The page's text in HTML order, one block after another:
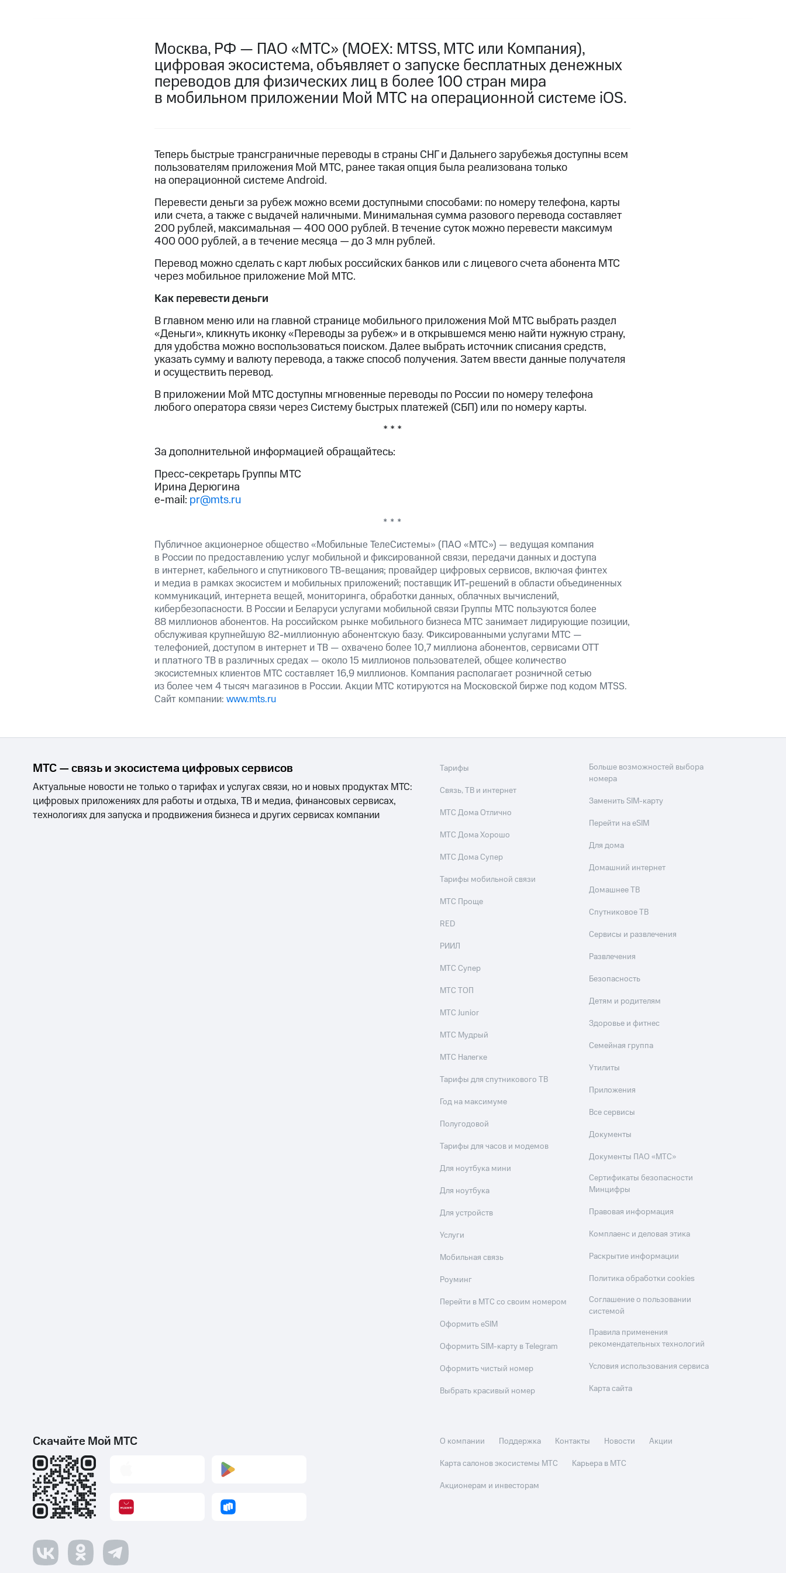
Москва, РФ — ПАО «МТС» (MOEX: MTSS, МТС или Компания),
цифровая экосистема, объявляет о запуске бесплатных денежных
переводов для физических лиц в более 100 стран мира
в мобильном приложении Мой МТС на операционной системе iOS.
Теперь быстрые трансграничные переводы в страны СНГ и Дальнего зарубежья доступны всем
пользователям приложения Мой МТС, ранее такая опция была реализована только
на операционной системе Android.
Перевести деньги за рубеж можно всеми доступными способами: по номеру телефона, карты
или счета, а также с выдачей наличными. Минимальная сумма разового перевода составляет
200 рублей, максимальная — 400 000 рублей. В течение суток можно перевести максимум
400 000 рублей, а в течение месяца — до 3 млн рублей.
Перевод можно сделать с карт любых российских банков или с лицевого счета абонента МТС
через мобильное приложение Мой МТС.
Как перевести деньги
В главном меню или на главной странице мобильного приложения Мой МТС выбрать раздел
«Деньги», кликнуть иконку «Переводы за рубеж» и в открывшемся меню найти нужную страну,
для удобства можно воспользоваться поиском. Далее выбрать источник списания средств,
указать сумму и валюту перевода, а также способ получения. Затем ввести данные получателя
и осуществить перевод.
В приложении Мой МТС доступны мгновенные переводы по России по номеру телефона
любого оператора связи через Систему быстрых платежей (СБП) или по номеру карты.
* * *
За дополнительной информацией обращайтесь:
Пресс-секретарь Группы МТС
Ирина Дерюгина
e-mail: pr@mts.ru
* * *
Публичное акционерное общество «Мобильные ТелеСистемы» (ПАО «МТС») — ведущая компания
в России по предоставлению услуг мобильной и фиксированной связи, передачи данных и доступа
в интернет, кабельного и спутникового ТВ-вещания; провайдер цифровых сервисов, включая финтех
и медиа в рамках экосистем и мобильных приложений; поставщик ИТ-решений в области объединенных
коммуникаций, интернета вещей, мониторинга, обработки данных, облачных вычислений,
кибербезопасности. В России и Беларуси услугами мобильной связи Группы МТС пользуются более
88 миллионов абонентов. На российском рынке мобильного бизнеса МТС занимает лидирующие позиции,
обслуживая крупнейшую 82-миллионную абонентскую базу. Фиксированными услугами МТС —
телефонией, доступом в интернет и ТВ — охвачено более 10,7 миллиона абонентов, сервисами OTT
и платного ТВ в различных средах — около 15 миллионов пользователей, общее количество
экосистемных клиентов МТС составляет 16,9 миллионов. Компания располагает розничной сетью
из более чем 4 тысяч магазинов в России. Акции МТС котируются на Московской бирже под кодом MTSS.
Сайт компании: www.mts.ru
МТС — связь и экосистема цифровых сервисов
Актуальные новости не только о тарифах и услугах связи, но и новых продуктах МТС:
цифровых приложениях для работы и отдыха, ТВ и медиа, финансовых сервисах,
технологиях для запуска и продвижения бизнеса и других сервисах компании
Тарифы
Связь, ТВ и интернет
МТС Дома Отлично
МТС Дома Хорошо
МТС Дома Супер
Тарифы мобильной связи
МТС Проще
RED
РИИЛ
МТС Супер
МТС ТОП
МТС Junior
МТС Мудрый
МТС Налегке
Тарифы для спутникового ТВ
Год на максимуме
Полугодовой
Тарифы для часов и модемов
Для ноутбука мини
Для ноутбука
Для устройств
Услуги
Мобильная связь
Роуминг
Перейти в МТС со своим номером
Оформить eSIM
Оформить SIM-карту в Telegram
Оформить чистый номер
Выбрать красивый номер
Больше возможностей выбора
номера
Заменить SIM-карту
Перейти на eSIM
Для дома
Домашний интернет
Домашнее ТВ
Спутниковое ТВ
Сервисы и развлечения
Развлечения
Безопасность
Детям и родителям
Здоровье и фитнес
Семейная группа
Утилиты
Приложения
Все сервисы
Документы
Документы ПАО «МТС»
Сертификаты безопасности
Минцифры
Правовая информация
Комплаенс и деловая этика
Раскрытие информации
Политика обработки cookies
Соглашение о пользовании
системой
Правила применения
рекомендательных технологий
Условия использования сервиса
Карта сайта
Скачайте Мой МТС О компании Поддержка Контакты Новости
Акции
Карта салонов экосистемы МТС
Карьера в МТС
Акционерам и инвесторам